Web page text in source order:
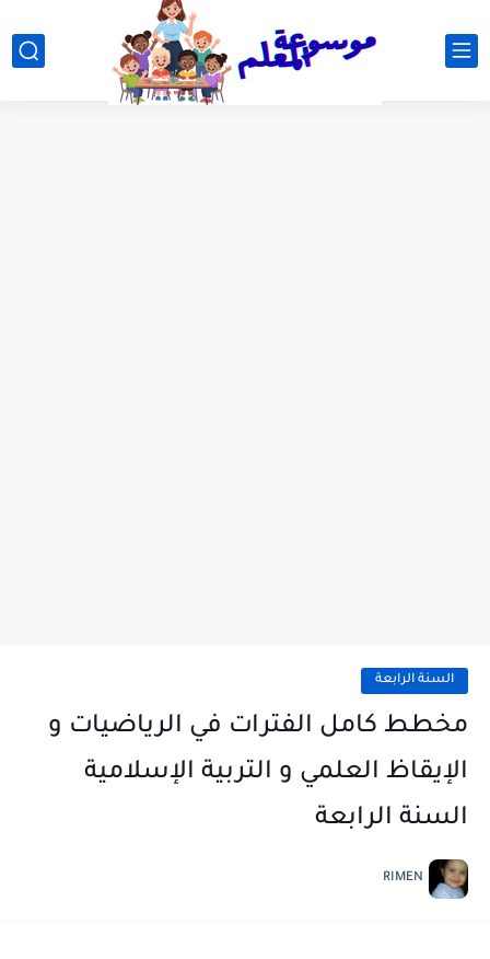
السنة الرابعة
مخطط كامل الفترات في الرياضيات و
الإيقاظ العلمي و التربية الإسلامية
السنة الرابعة
RIMEN